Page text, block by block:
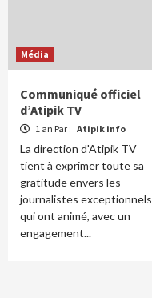
Média
Communiqué officiel
d’Atipik TV
1 an Par : Atipik info
La direction d'Atipik TV
tient à exprimer toute sa
gratitude envers les
journalistes exceptionnels
qui ont animé, avec un
engagement...